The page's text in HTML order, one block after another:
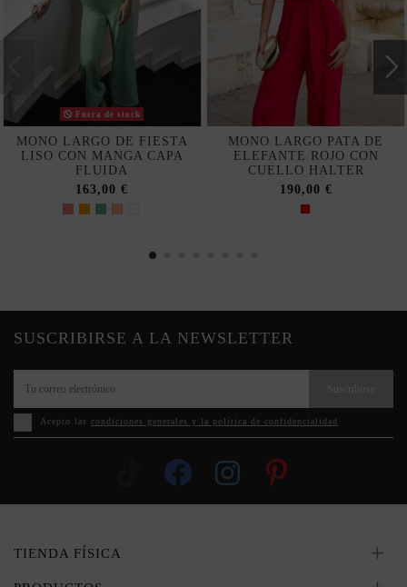
Fuera de stock
MONO LARGO DE FIESTA
LISO CON MANGA CAPA
FLUIDA
163,00 €
MONO LARGO PATA DE
ELEFANTE ROJO CON
CUELLO HALTER
190,00 €
SUSCRIBIRSE A LA NEWSLETTER
Acepto las condiciones generales y la política de confidencialidad
TIENDA FÍSICA